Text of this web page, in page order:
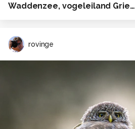
Waddenzee, vogeleiland Griend en Harlingen
rovinge